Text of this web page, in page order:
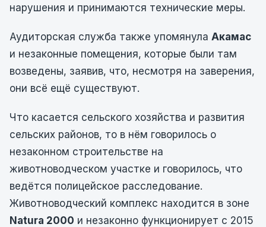
нарушения и принимаются технические меры.
Аудиторская служба также упомянула Акамас
и незаконные помещения, которые были там
возведены, заявив, что, несмотря на заверения,
они всё ещё существуют.
Что касается сельского хозяйства и развития
сельских районов, то в нём говорилось о
незаконном строительстве на
животноводческом участке и говорилось, что
ведётся полицейское расследование.
Животноводческий комплекс находится в зоне
Natura 2000 и незаконно функционирует с 2015